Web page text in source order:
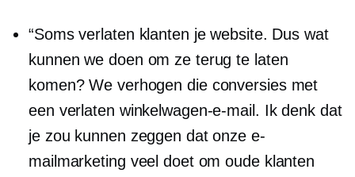
“Soms verlaten klanten je website. Dus wat
kunnen we doen om ze terug te laten
komen? We verhogen die conversies met
een verlaten winkelwagen-e-mail. Ik denk dat
je zou kunnen zeggen dat onze e-
mailmarketing veel doet om oude klanten